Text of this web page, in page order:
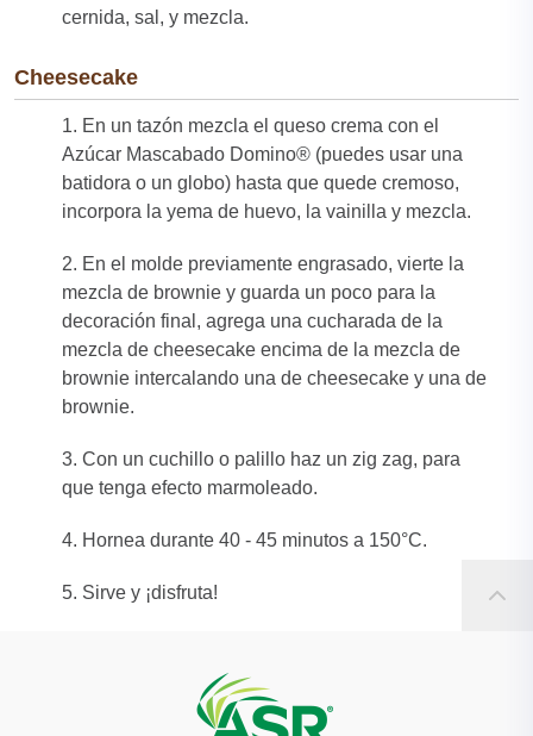
cernida, sal, y mezcla.
Cheesecake
1. En un tazón mezcla el queso crema con el
Azúcar Mascabado Domino® (puedes usar una
batidora o un globo) hasta que quede cremoso,
incorpora la yema de huevo, la vainilla y mezcla.
2. En el molde previamente engrasado, vierte la
mezcla de brownie y guarda un poco para la
decoración final, agrega una cucharada de la
mezcla de cheesecake encima de la mezcla de
brownie intercalando una de cheesecake y una de
brownie.
3. Con un cuchillo o palillo haz un zig zag, para
que tenga efecto marmoleado.
4. Hornea durante 40 - 45 minutos a 150°C.
5. Sirve y ¡disfruta!